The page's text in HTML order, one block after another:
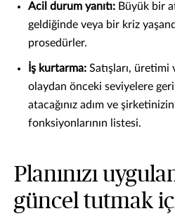
Acil durum yanıtı: Büyük bir
geldiğinde veya bir kriz
prosedürler.
İş kurtarma: Satışları,
olaydan önceki seviyelere
atacağınız adım ve
fonksiyonlarının listesi.
Planınızı
güncel tutmak